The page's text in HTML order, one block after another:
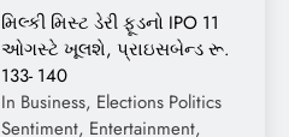
મિલ્કી મિસ્ટ ડેરી ફૂડનો IPO 11
ઓગસ્ટે ખૂલશે, પ્રાઇસબેન્ડ રૂ.
133- 140
In Business, Elections Politics
Sentiment, Entertainment,